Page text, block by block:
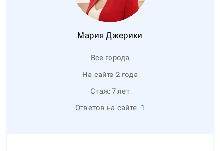
Мария Джерики
Все города
На сайте 2 года
Стаж: 7лет
Ответов на сайте: 1